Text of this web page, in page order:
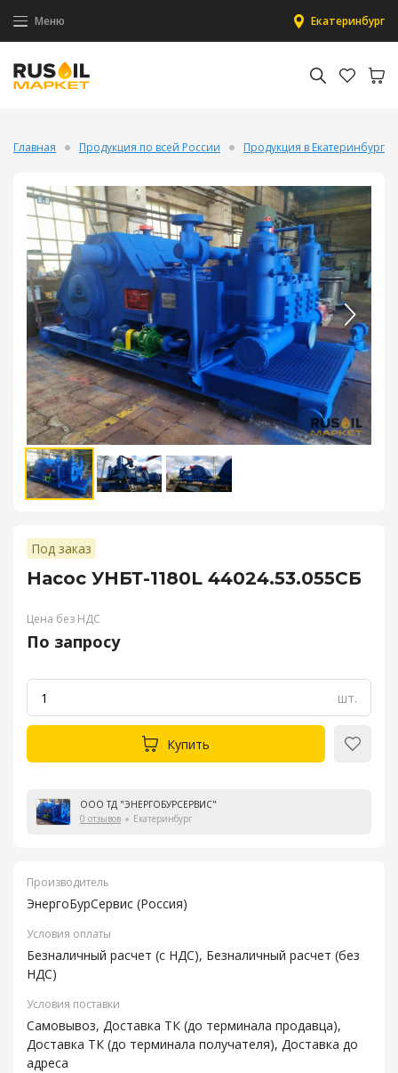
Меню Екатеринбург
Главная Продукция по всей России Продукция в Екатеринбурге
Под заказ
Насос УНБТ-1180L 44024.53.055СБ
Цена без НДС
По запросу
шт.
Купить
ООО ТД "ЭНЕРГОБУРСЕРВИС"
0 отзывов
Екатеринбург
Производитель
ЭнергоБурСервис (Россия)
Условия оплаты
Безналичный расчет (с НДС), Безналичный расчет (без
НДС)
Условия поставки
Самовывоз, Доставка ТК (до терминала продавца),
Доставка ТК (до терминала получателя), Доставка до
адреса